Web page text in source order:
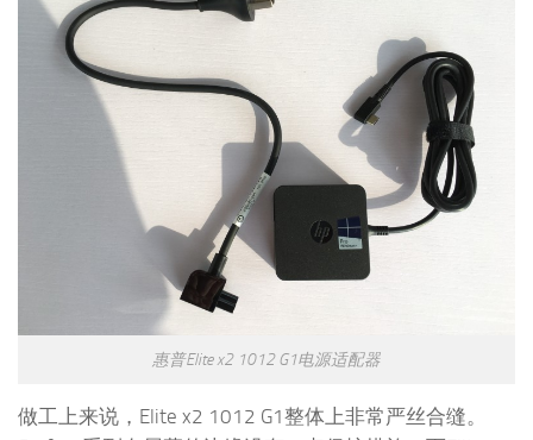
惠普Elite x2 1012 G1电源适配器
做工上来说，Elite x2 1012 G1整体上非常严丝合缝。